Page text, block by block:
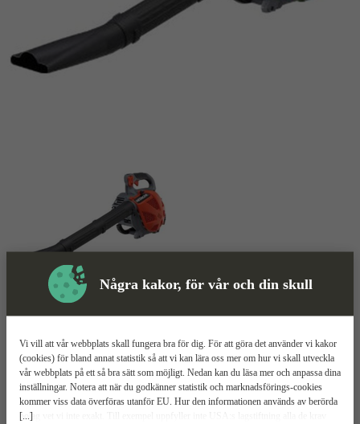
Några kakor, för vår och din skull
[...]
Vi vill att vår webbplats skall fungera bra för dig. För att göra det använder vi kakor
(cookies) för bland annat statistik så att vi kan lära oss mer om hur vi skall utveckla
vår webbplats på ett så bra sätt som möjligt. Nedan kan du läsa mer och anpassa dina
inställningar. Notera att när du godkänner statistik och marknadsförings-cookies
kommer viss data överföras utanför EU. Hur den informationen används av berörda
bolag vet vi inte exakt. Till exempel uppfyller inte USA:s lagstiftning alla de krav
Lövblås Mer information
Hitachi RB 24E